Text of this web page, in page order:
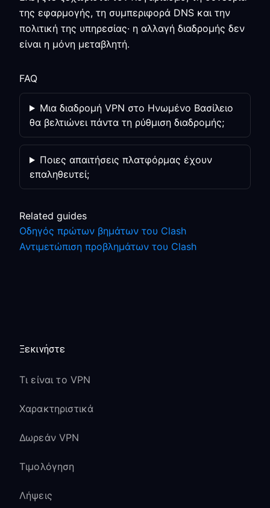
της εφαρμογής, τη συμπεριφορά DNS και την
πολιτική της υπηρεσίας· η αλλαγή διαδρομής δεν
είναι η μόνη μεταβλητή.
FAQ
Μια διαδρομή VPN στο Ηνωμένο Βασίλειο
θα βελτιώνει πάντα τη ρύθμιση διαδρομής;
Ποιες απαιτήσεις πλατφόρμας έχουν
επαληθευτεί;
Related guides
Οδηγός πρώτων βημάτων του Clash
Αντιμετώπιση προβλημάτων του Clash
Ξεκινήστε
Τι είναι το VPN
Χαρακτηριστικά
Δωρεάν VPN
Τιμολόγηση
Λήψεις